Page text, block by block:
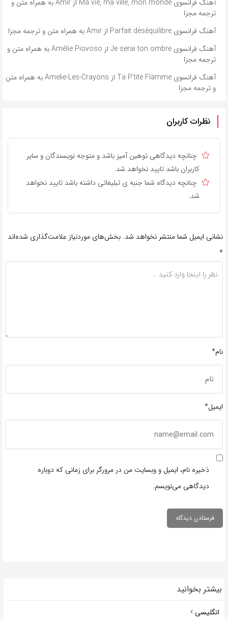
آهنگ فرانسوی Ma vie, ma ville, mon monde از Amir به همراه متن و
ترجمه مجزا
آهنگ فرانسوی Parfait déséquilibre از Amir به همراه متن و ترجمه مجزا
آهنگ فرانسوی Je serai ton ombre از Amélie Piovoso به همراه متن و
ترجمه مجزا
آهنگ فرانسوی Ta P’tite Flamme از Amelie-Les-Crayons به همراه متن
و ترجمه مجزا
نظرات کاربران
چنانچه دیدگاهی توهین آمیز باشد و متوجه نویسندگان و سایر
کاربران باشد تایید نخواهد شد.
چنانچه دیدگاه شما جنبه ی تبلیغاتی داشته باشد تایید نخواهد
شد.
نشانی ایمیل شما منتشر نخواهد شد. بخش‌های موردنیاز علامت‌گذاری شده‌اند
*
نام*
ایمیل*
ذخیره نام، ایمیل و وبسایت من در مرورگر برای زمانی که دوباره
دیدگاهی می‌نویسم.
بیشتر بخوانید
انگلیسی